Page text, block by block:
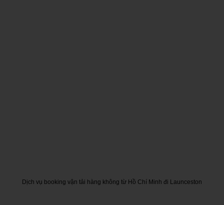
Dịch vụ booking vận tải hàng không từ Hồ Chí Minh đi Launceston